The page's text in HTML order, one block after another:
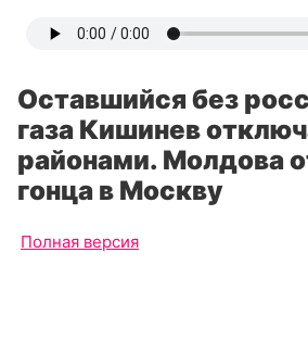
Оставшийся без
газа Кишинев
районами. Молдова
гонца в Москву
Полная версия